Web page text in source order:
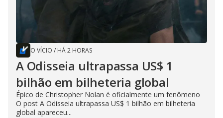
O VÍCIO / HÁ 2 HORAS
A Odisseia ultrapassa US$ 1
bilhão em bilheteria global
Épico de Christopher Nolan é oficialmente um fenômeno
O post A Odisseia ultrapassa US$ 1 bilhão em bilheteria
global apareceu...